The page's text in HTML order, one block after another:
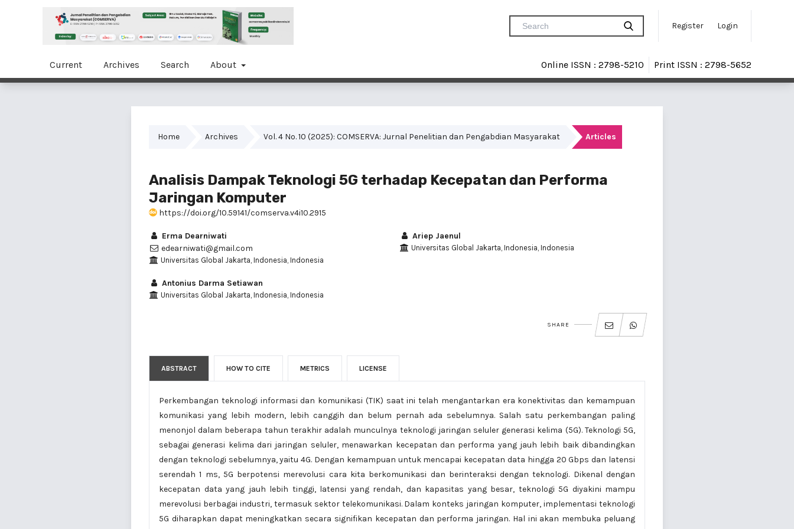
Register Login
Current Archives Search About Online ISSN : 2798-5210 Print ISSN : 2798-5652
Home Archives Vol. 4 No. 10 (2025): COMSERVA: Jurnal Penelitian dan Pengabdian Masyarakat Articles
Analisis Dampak Teknologi 5G terhadap Kecepatan dan Performa
Jaringan Komputer
https://doi.org/10.59141/comserva.v4i10.2915
Erma Dearniwati
edearniwati@gmail.com
Universitas Global Jakarta, Indonesia, Indonesia
Ariep Jaenul
Universitas Global Jakarta, Indonesia, Indonesia
Antonius Darma Setiawan
Universitas Global Jakarta, Indonesia, Indonesia
SHARE
ABSTRACT HOW TO CITE METRICS LICENSE
Perkembangan teknologi informasi dan komunikasi (TIK) saat ini telah mengantarkan era konektivitas dan kemampuan
komunikasi yang lebih modern, lebih canggih dan belum pernah ada sebelumnya. Salah satu perkembangan paling
menonjol dalam beberapa tahun terakhir adalah munculnya teknologi jaringan seluler generasi kelima (5G). Teknologi 5G,
sebagai generasi kelima dari jaringan seluler, menawarkan kecepatan dan performa yang jauh lebih baik dibandingkan
dengan teknologi sebelumnya, yaitu 4G. Dengan kemampuan untuk mencapai kecepatan data hingga 20 Gbps dan latensi
serendah 1 ms, 5G berpotensi merevolusi cara kita berkomunikasi dan berinteraksi dengan teknologi. Dikenal dengan
kecepatan data yang jauh lebih tinggi, latensi yang rendah, dan kapasitas yang besar, teknologi 5G diyakini mampu
merevolusi berbagai industri, termasuk sektor telekomunikasi. Dalam konteks jaringan komputer, implementasi teknologi
5G diharapkan dapat meningkatkan secara signifikan kecepatan dan performa jaringan. Hal ini akan membuka peluang